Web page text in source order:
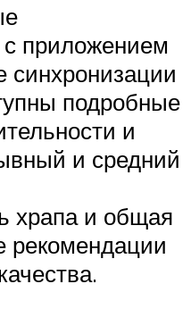
приложением
подробные
и
и средний
храпа и общая
рекомендации